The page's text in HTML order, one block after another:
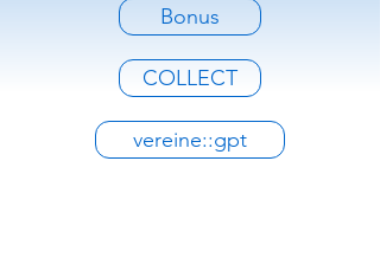
Bonus
COLLECT
vereine::gpt